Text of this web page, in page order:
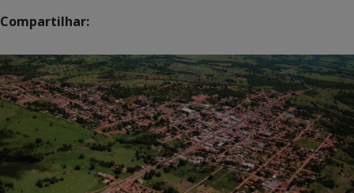
Compartilhar: